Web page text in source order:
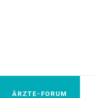
ÄRZTE-FORUM